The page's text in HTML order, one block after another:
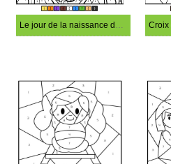
Le jour de la naissance de Jésus coloriage magique